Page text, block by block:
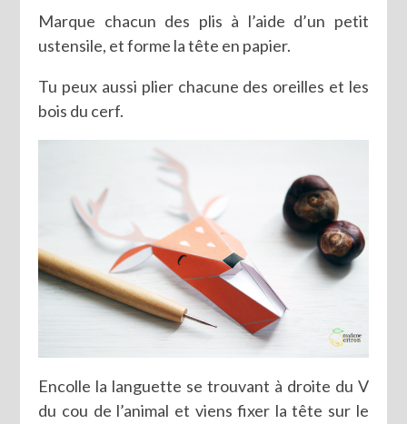
Marque chacun des plis à l’aide d’un petit
ustensile, et forme la tête en papier.
Tu peux aussi plier chacune des oreilles et les
bois du cerf.
Encolle la languette se trouvant à droite du V
du cou de l’animal et viens fixer la tête sur le